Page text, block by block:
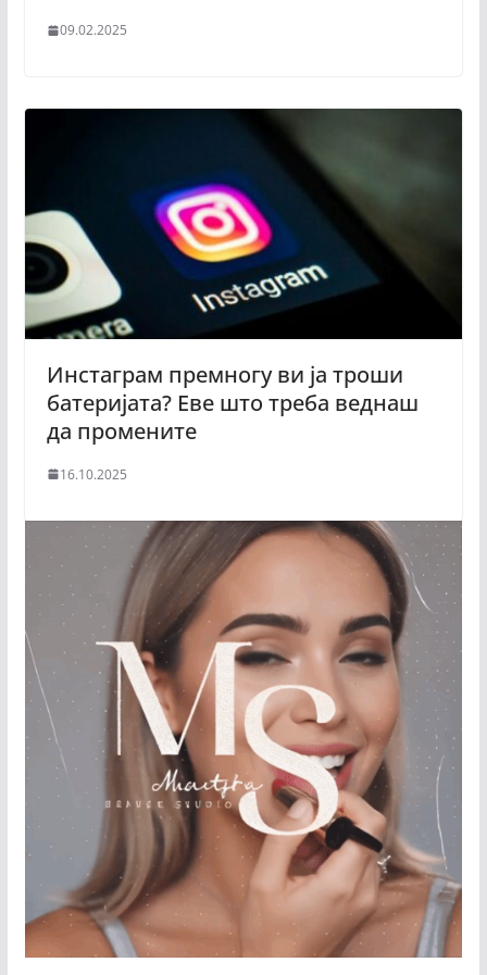
09.02.2025
Инстаграм премногу ви ја троши
батеријата? Еве што треба веднаш
да промените
16.10.2025